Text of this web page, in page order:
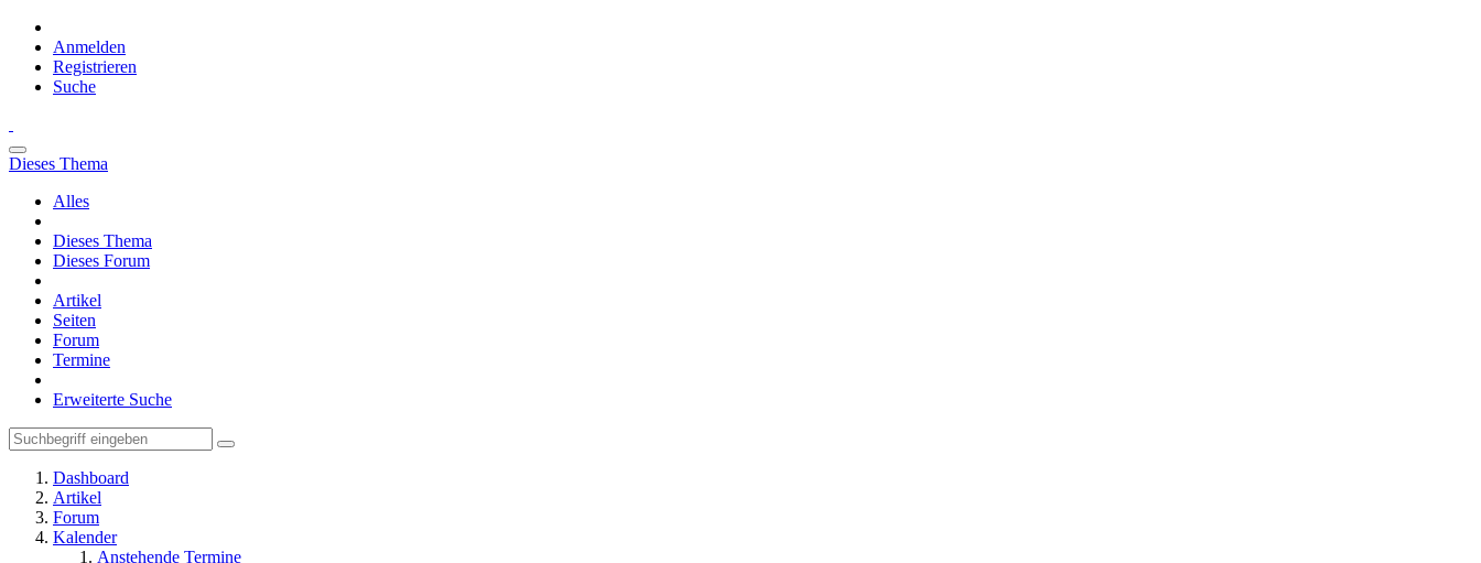
Anmelden
Registrieren
Suche
Dieses Thema
Alles
Dieses Thema
Dieses Forum
Artikel
Seiten
Forum
Termine
Erweiterte Suche
Dashboard
Artikel
Forum
Kalender
Anstehende Termine